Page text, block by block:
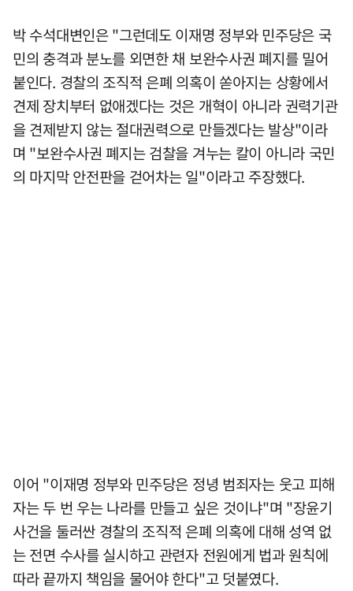
박 수석대변인은 "그런데도 이재명 정부와 민주당은 국
민의 충격과 분노를 외면한 채 보완수사권 폐지를 밀어
붙인다. 경찰의 조직적 은폐 의혹이 쏟아지는 상황에서
견제 장치부터 없애겠다는 것은 개혁이 아니라 권력기관
을 견제받지 않는 절대권력으로 만들겠다는 발상"이라
며 "보완수사권 폐지는 검찰을 겨누는 칼이 아니라 국민
의 마지막 안전판을 걷어차는 일"이라고 주장했다.
이어 "이재명 정부와 민주당은 정녕 범죄자는 웃고 피해
자는 두 번 우는 나라를 만들고 싶은 것이냐"며 "장윤기
사건을 둘러싼 경찰의 조직적 은폐 의혹에 대해 성역 없
는 전면 수사를 실시하고 관련자 전원에게 법과 원칙에
따라 끝까지 책임을 물어야 한다"고 덧붙였다.